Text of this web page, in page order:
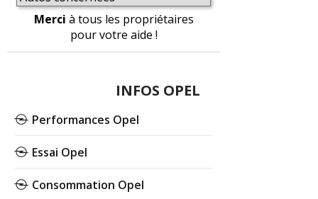
Merci à tous les propriétaires
pour votre aide !
INFOS OPEL
Performances Opel
Essai Opel
Consommation Opel